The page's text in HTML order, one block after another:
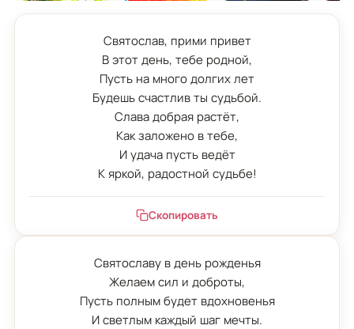
Святослав, прими привет
В этот день, тебе родной,
Пусть на много долгих лет
Будешь счастлив ты судьбой.
Слава добрая растёт,
Как заложено в тебе,
И удача пусть ведёт
К яркой, радостной судьбе!
Скопировать
Святославу в день рожденья
Желаем сил и доброты,
Пусть полным будет вдохновенья
И светлым каждый шаг мечты.